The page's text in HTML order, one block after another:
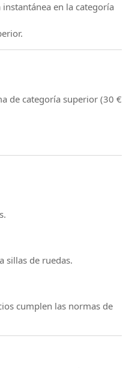
en la categoría
de categoría superior (30 €
sillas de ruedas.
cumplen las normas de